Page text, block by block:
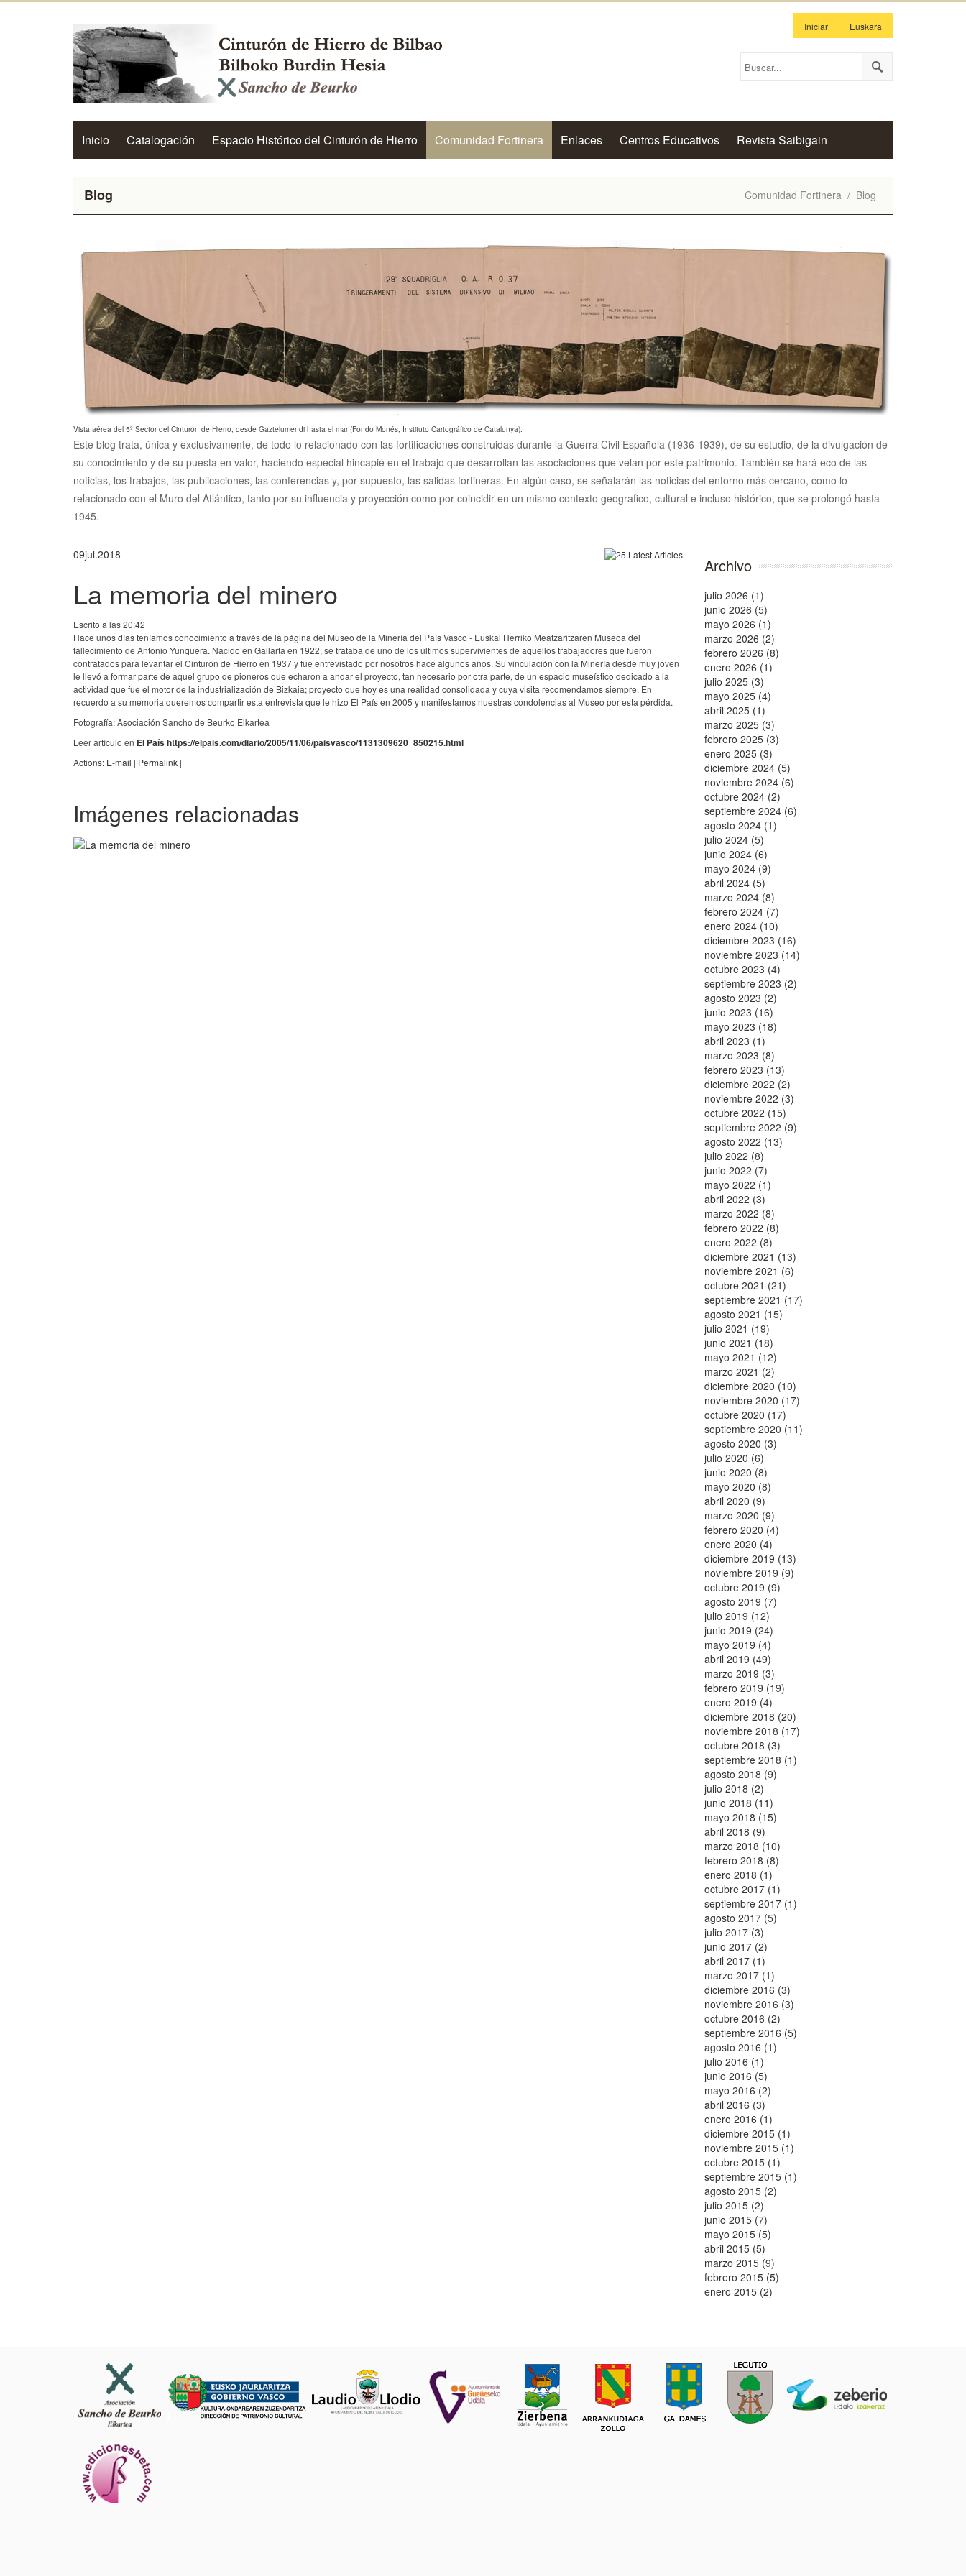
Iniciar Euskara
Inicio Catalogación Espacio Histórico del Cinturón de Hierro Comunidad Fortinera Enlaces Centros Educativos Revista Saibigain
Blog Comunidad Fortinera / Blog
Vista aérea del 5º Sector del Cinturón de Hierro, desde Gaztelumendi hasta el mar (Fondo Monés, Instituto Cartográfico de Catalunya).
Este blog trata, única y exclusivamente, de todo lo relacionado con las fortificaciones construidas durante la Guerra Civil Española (1936-1939), de su estudio, de la divulgación de
su conocimiento y de su puesta en valor, haciendo especial hincapié en el trabajo que desarrollan las asociaciones que velan por este patrimonio. También se hará eco de las
noticias, los trabajos, las publicaciones, las conferencias y, por supuesto, las salidas fortineras. En algún caso, se señalarán las noticias del entorno más cercano, como lo
relacionado con el Muro del Atlántico, tanto por su influencia y proyección como por coincidir en un mismo contexto geografico, cultural e incluso histórico, que se prolongó hasta
1945.
09jul.2018
La memoria del minero
Escrito a las 20:42
Hace unos días teníamos conocimiento a través de la página del Museo de la Minería del País Vasco - Euskal Herriko Meatzaritzaren Museoa del
fallecimiento de Antonio Yunquera. Nacido en Gallarta en 1922, se trataba de uno de los últimos supervivientes de aquellos trabajadores que fueron
contratados para levantar el Cinturón de Hierro en 1937 y fue entrevistado por nosotros hace algunos años. Su vinculación con la Minería desde muy joven
le llevó a formar parte de aquel grupo de pioneros que echaron a andar el proyecto, tan necesario por otra parte, de un espacio museístico dedicado a la
actividad que fue el motor de la industrialización de Bizkaia; proyecto que hoy es una realidad consolidada y cuya visita recomendamos siempre. En
recuerdo a su memoria queremos compartir esta entrevista que le hizo El País en 2005 y manifestamos nuestras condolencias al Museo por esta pérdida.
Fotografía: Asociación Sancho de Beurko Elkartea
Leer artículo en El Paíshttps://elpais.com/diario/2005/11/06/paisvasco/1131309620_850215.html
Actions: E-mail | Permalink |
Imágenes relacionadas
Archivo
julio 2026 (1)
junio 2026 (5)
mayo 2026 (1)
marzo 2026 (2)
febrero 2026 (8)
enero 2026 (1)
julio 2025 (3)
mayo 2025 (4)
abril 2025 (1)
marzo 2025 (3)
febrero 2025 (3)
enero 2025 (3)
diciembre 2024 (5)
noviembre 2024 (6)
octubre 2024 (2)
septiembre 2024 (6)
agosto 2024 (1)
julio 2024 (5)
junio 2024 (6)
mayo 2024 (9)
abril 2024 (5)
marzo 2024 (8)
febrero 2024 (7)
enero 2024 (10)
diciembre 2023 (16)
noviembre 2023 (14)
octubre 2023 (4)
septiembre 2023 (2)
agosto 2023 (2)
junio 2023 (16)
mayo 2023 (18)
abril 2023 (1)
marzo 2023 (8)
febrero 2023 (13)
diciembre 2022 (2)
noviembre 2022 (3)
octubre 2022 (15)
septiembre 2022 (9)
agosto 2022 (13)
julio 2022 (8)
junio 2022 (7)
mayo 2022 (1)
abril 2022 (3)
marzo 2022 (8)
febrero 2022 (8)
enero 2022 (8)
diciembre 2021 (13)
noviembre 2021 (6)
octubre 2021 (21)
septiembre 2021 (17)
agosto 2021 (15)
julio 2021 (19)
junio 2021 (18)
mayo 2021 (12)
marzo 2021 (2)
diciembre 2020 (10)
noviembre 2020 (17)
octubre 2020 (17)
septiembre 2020 (11)
agosto 2020 (3)
julio 2020 (6)
junio 2020 (8)
mayo 2020 (8)
abril 2020 (9)
marzo 2020 (9)
febrero 2020 (4)
enero 2020 (4)
diciembre 2019 (13)
noviembre 2019 (9)
octubre 2019 (9)
agosto 2019 (7)
julio 2019 (12)
junio 2019 (24)
mayo 2019 (4)
abril 2019 (49)
marzo 2019 (3)
febrero 2019 (19)
enero 2019 (4)
diciembre 2018 (20)
noviembre 2018 (17)
octubre 2018 (3)
septiembre 2018 (1)
agosto 2018 (9)
julio 2018 (2)
junio 2018 (11)
mayo 2018 (15)
abril 2018 (9)
marzo 2018 (10)
febrero 2018 (8)
enero 2018 (1)
octubre 2017 (1)
septiembre 2017 (1)
agosto 2017 (5)
julio 2017 (3)
junio 2017 (2)
abril 2017 (1)
marzo 2017 (1)
diciembre 2016 (3)
noviembre 2016 (3)
octubre 2016 (2)
septiembre 2016 (5)
agosto 2016 (1)
julio 2016 (1)
junio 2016 (5)
mayo 2016 (2)
abril 2016 (3)
enero 2016 (1)
diciembre 2015 (1)
noviembre 2015 (1)
octubre 2015 (1)
septiembre 2015 (1)
agosto 2015 (2)
julio 2015 (2)
junio 2015 (7)
mayo 2015 (5)
abril 2015 (5)
marzo 2015 (9)
febrero 2015 (5)
enero 2015 (2)